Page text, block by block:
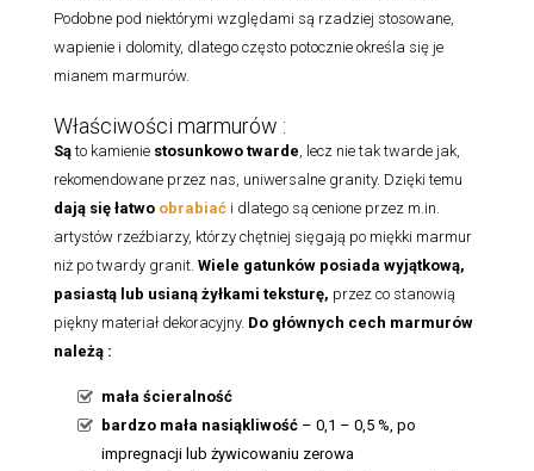
Podobne pod niektórymi względami są rzadziej stosowane,
wapienie i dolomity, dlatego często potocznie określa się je
mianem marmurów.
Właściwości marmurów :
Sąto kamienie stosunkowo twarde , lecz nie tak twarde jak,
rekomendowane przez nas, uniwersalne granity. Dzięki temu
dają się łatwo obrabiać i dlatego są cenione przez m.in.
artystów rzeźbiarzy, którzy chętniej sięgają po miękki marmur
niż po twardy granit. Wiele gatunków posiada wyjątkową,
pasiastą lub usianą żyłkami teksturę, przez co stanowią
piękny materiał dekoracyjny. Do głównych cech marmurów
należą :
mała ścieralność
bardzo mała nasiąkliwość – 0,1 – 0,5 %, po
impregnacji lub żywicowaniu zerowa